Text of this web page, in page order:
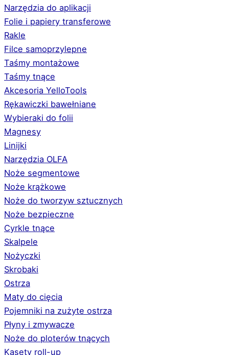
Narzędzia do aplikacji
Folie i papiery transferowe
Rakle
Filce samoprzylepne
Taśmy montażowe
Taśmy tnące
Akcesoria YelloTools
Rękawiczki bawełniane
Wybieraki do folii
Magnesy
Linijki
Narzędzia OLFA
Noże segmentowe
Noże krążkowe
Noże do tworzyw sztucznych
Noże bezpieczne
Cyrkle tnące
Skalpele
Nożyczki
Skrobaki
Ostrza
Maty do cięcia
Pojemniki na zużyte ostrza
Płyny i zmywacze
Noże do ploterów tnących
Kasety roll-up